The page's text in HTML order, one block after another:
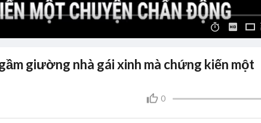
giường nhà gái xinh mà chứng kiến một
0